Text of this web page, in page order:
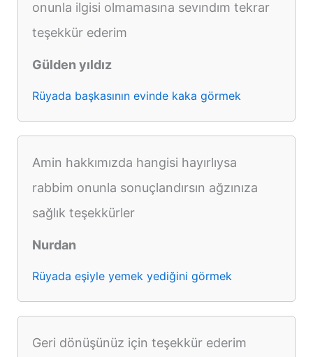
onunla ilgisi olmamasına sevındım tekrar
teşekkür ederim
Gülden yıldız
Rüyada başkasının evinde kaka görmek
Amin hakkımızda hangisi hayırlıysa
rabbim onunla sonuçlandırsın ağzınıza
sağlık teşekkürler
Nurdan
Rüyada eşiyle yemek yediğini görmek
Geri dönüşünüz için teşekkür ederim